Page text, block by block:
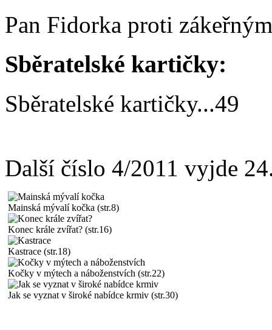
Pan Fidorka proti
Sběratelské kartičky:
Sběratelské kartičky...49
Další číslo 4/2011 vyjde
Mainská mývalí kočka (str.8)
Konec krále zvířat? (str.16)
Kastrace (str.18)
Kočky v mýtech a náboženstvích (str.22)
Jak se vyznat v široké nabídce krmiv (str.30)